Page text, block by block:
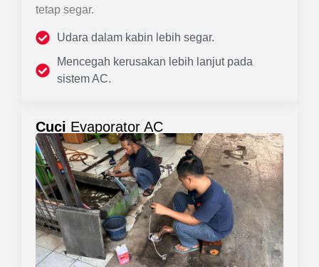
tetap segar.
Udara dalam kabin lebih segar.
Mencegah kerusakan lebih lanjut pada
sistem AC.
Cuci Evaporator AC